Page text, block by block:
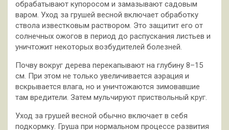
обрабатывают купоросом и замазывают садовым
варом. Уход за грушей весной включает обработку
ствола известковым раствором. Это защитит его от
солнечных ожогов в период до распускания листьев и
уничтожит некоторых возбудителей болезней.
Почву вокруг дерева перекапывают на глубину 8–15
см. При этом не только увеличивается аэрация и
вскрывается влага, но и уничтожаются зимовавшие
там вредители. Затем мульчируют приствольный круг.
Уход за грушей весной обычно включает в себя
подкормку. Груша при нормальном процессе развития